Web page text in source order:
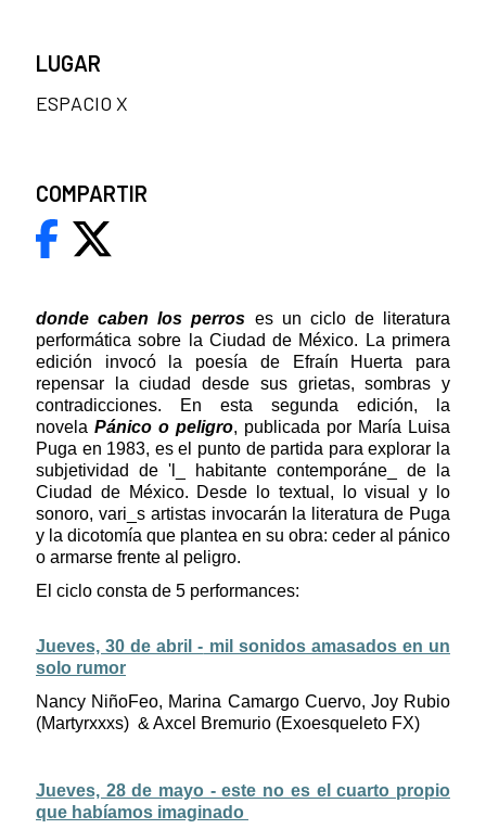
donde caben los perros es un ciclo de literatura
performática sobre la Ciudad de México. La primera
edición invocó la poesía de Efraín Huerta para
repensar la ciudad desde sus grietas, sombras y
contradicciones. En esta segunda edición, la
novela Pánico o peligro, publicada por María Luisa
Puga en 1983, es el punto de partida para explorar la
subjetividad de 'l_ habitante contemporáne_ de la
Ciudad de México. Desde lo textual, lo visual y lo
sonoro, vari_s artistas invocarán la literatura de Puga
y la dicotomía que plantea en su obra: ceder al pánico
o armarse frente al peligro.
El ciclo consta de 5 performances:
Jueves, 30 de abril - mil sonidos amasados en un
solo rumor
Nancy NiñoFeo, Marina Camargo Cuervo, Joy Rubio
(Martyrxxxs) & Axcel Bremurio (Exoesqueleto FX)
Jueves, 28 de mayo - este no es el cuarto propio
que habíamos imaginado
LUGAR
ESPACIO X
COMPARTIR